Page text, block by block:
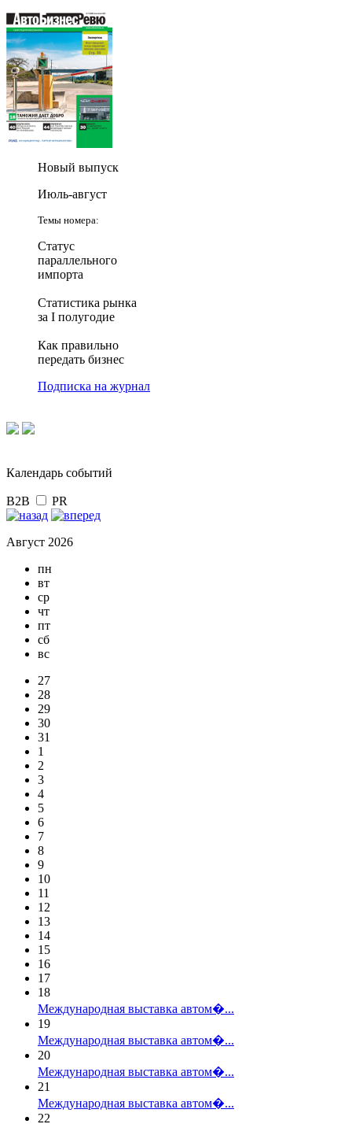
Новый выпуск
Июль-август
Темы номера:
Статус
параллельного
импорта
Статистика рынка
за I полугодие
Как правильно
передать бизнес
Подписка на журнал
Календарь событий
B2B PR
Август 2026
пн
вт
ср
чт
пт
сб
вс
27
28
29
30
31
1
2
3
4
5
6
7
8
9
10
11
12
13
14
15
16
17
18
Международная выставка автом�...
19
Международная выставка автом�...
20
Международная выставка автом�...
21
Международная выставка автом�...
22